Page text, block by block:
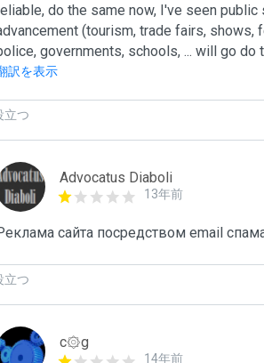
do the same now, I've seen
(tourism, trade fairs,
governments, schools, ... will go do
訳を表示
立つ
Advocatus Diaboli
13年前
сайта посредством email
立つ
c۞g
14年前